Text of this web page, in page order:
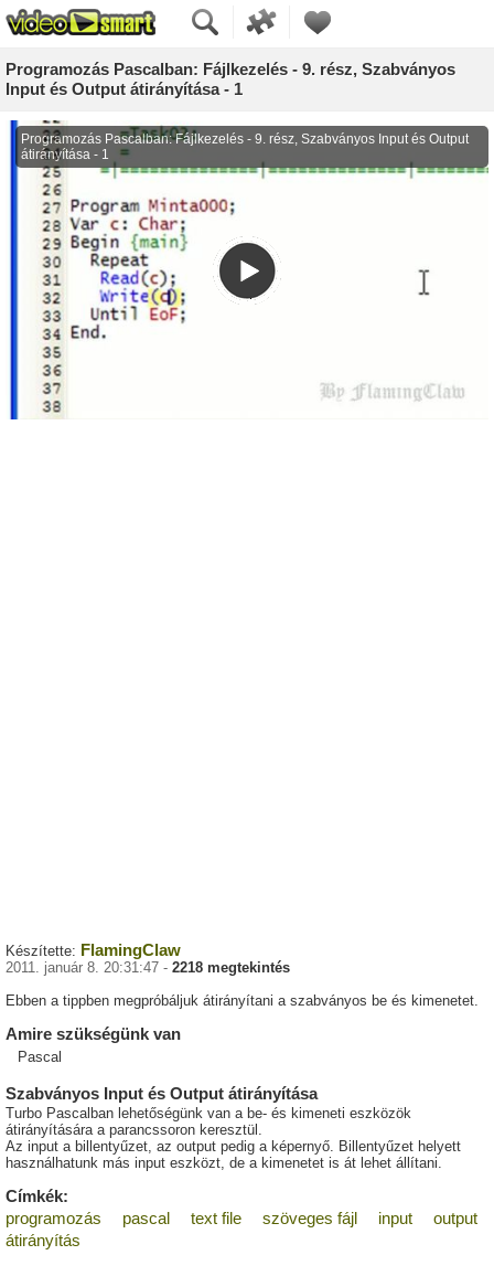
Programozás Pascalban: Fájlkezelés - 9. rész, Szabványos
Input és Output átirányítása - 1
Készítette: FlamingClaw
2011. január 8. 20:31:47 - 2218 megtekintés
Ebben a tippben megpróbáljuk átirányítani a szabványos be és kimenetet.
Amire szükségünk van
Pascal
Szabványos Input és Output átirányítása
Turbo Pascalban lehetőségünk van a be- és kimeneti eszközök
átirányítására a parancssoron keresztül.
Az input a billentyűzet, az output pedig a képernyő. Billentyűzet helyett
használhatunk más input eszközt, de a kimenetet is át lehet állítani.
Címkék:
programozás
pascal text file szöveges fájl input
output
átirányítás